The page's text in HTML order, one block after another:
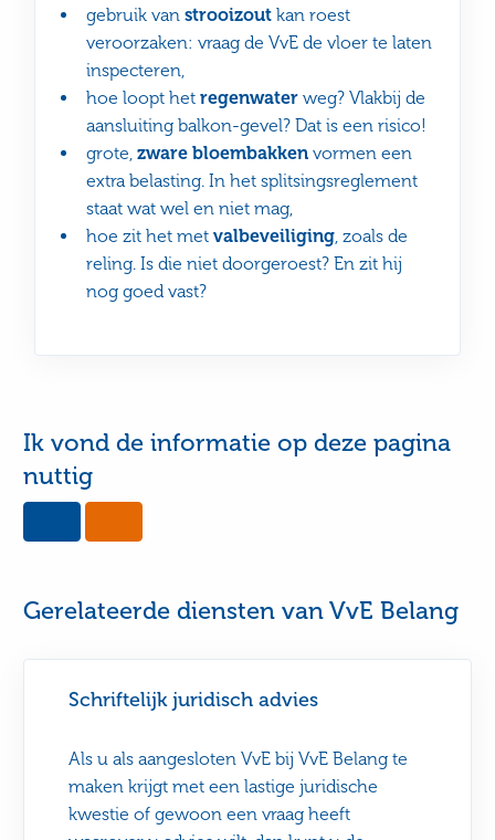
gebruik van strooizoutkan roest
veroorzaken: vraag de VvE de vloer te laten
inspecteren,
hoe loopt het regenwaterweg? Vlakbij de
aansluiting balkon-gevel? Dat is een risico!
grote, zware bloembakkenvormen een
extra belasting. In het splitsingsreglement
staat wat wel en niet mag,
hoe zit het met valbeveiliging, zoals de
reling. Is die niet doorgeroest? En zit hij
nog goed vast?
Ik vond de informatie op deze pagina
nuttig
this
this
useful
Gerelateerde diensten van VvE Belang
Schriftelijk juridisch advies
Als u als aangesloten VvE bij VvE Belang te
maken krijgt met een lastige juridische
kwestie of gewoon een vraag heeft